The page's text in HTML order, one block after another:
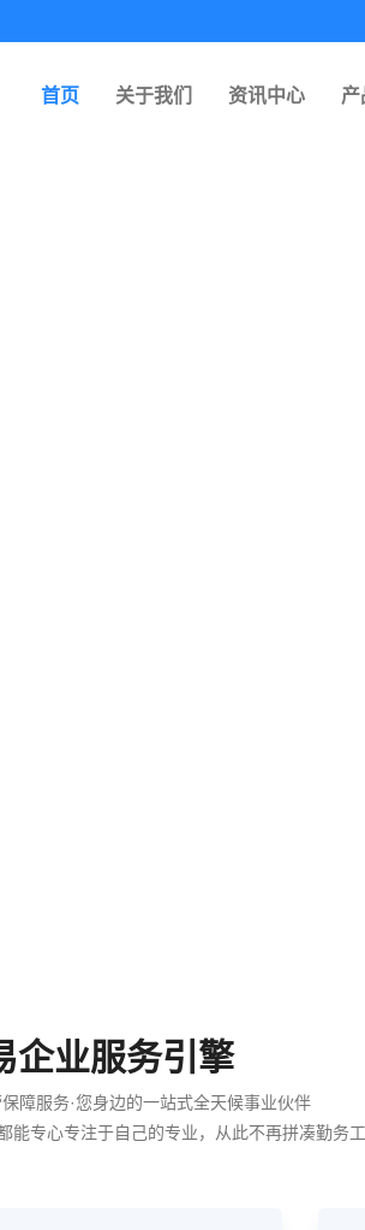
首页 关于我们 资讯中心 产
企业服务引擎
障服务·您身边的一站式全天候事业伙伴
能专心专注于自己的专业，从此不再拼凑勤务